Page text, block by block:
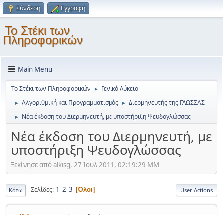
Σύνδεση Εγγραφή
Το Στέκι των
Πληροφορικών
Main Menu
Το Στέκι των Πληροφορικών ► Γενικό Λύκειο
► Αλγοριθμική και Προγραμματισμός ► Διερμηνευτής της ΓΛΩΣΣΑΣ
► Νέα έκδοση του Διερμηνευτή, με υποστήριξη Ψευδογλώσσας
Νέα έκδοση του Διερμηνευτή, με
υποστήριξη Ψευδογλώσσας
Ξεκίνησε από alkisg, 27 Ιουλ 2011, 02:19:29 ΜΜ
Κάτω Σελίδες 1 2 3 Όλοι User Actions